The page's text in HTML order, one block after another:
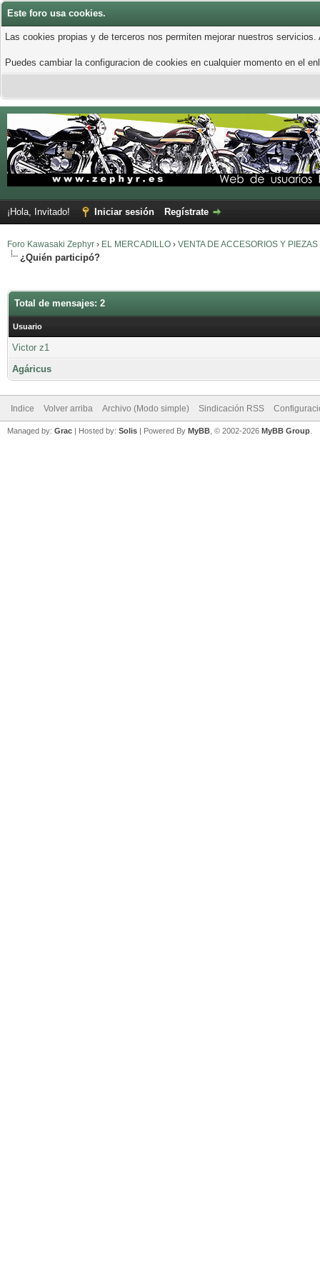
Este foro usa cookies.
Las cookies propias y de terceros nos permiten mejorar nuestros
Puedes cambiar la configuracion de cookies en cualquier momento en el
¡Hola, Invitado! Iniciar sesión Regístrate
Foro Kawasaki Zephyr › EL MERCADILLO › VENTA DE ACCESORIOS Y PIEZAS
¿Quién participó?
Total de mensajes: 2
Usuario
Victor z1
Agáricus
Indice Volver arriba Archivo (Modo simple) Sindicación RSS
Managed by: Grac | Hosted by: Solis | Powered By MyBB , © 2002-2026 MyBB Group